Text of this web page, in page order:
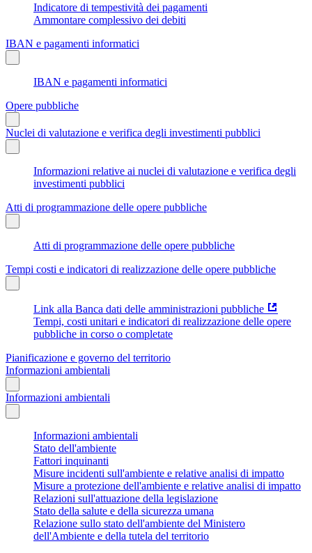
Indicatore di tempestività dei pagamenti
Ammontare complessivo dei debiti
IBAN e pagamenti informatici
IBAN e pagamenti informatici
Opere pubbliche
Nuclei di valutazione e verifica degli investimenti pubblici
Informazioni relative ai nuclei di valutazione e verifica degli
investimenti pubblici
Atti di programmazione delle opere pubbliche
Atti di programmazione delle opere pubbliche
Tempi costi e indicatori di realizzazione delle opere pubbliche
Link alla Banca dati delle amministrazioni pubbliche
Tempi, costi unitari e indicatori di realizzazione delle opere
pubbliche in corso o completate
Pianificazione e governo del territorio
Informazioni ambientali
Informazioni ambientali
Informazioni ambientali
Stato dell'ambiente
Fattori inquinanti
Misure incidenti sull'ambiente e relative analisi di impatto
Misure a protezione dell'ambiente e relative analisi di impatto
Relazioni sull'attuazione della legislazione
Stato della salute e della sicurezza umana
Relazione sullo stato dell'ambiente del Ministero
dell'Ambiente e della tutela del territorio